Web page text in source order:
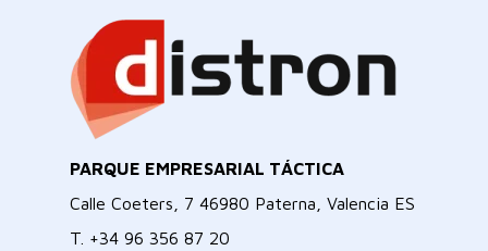
PARQUE EMPRESARIAL TÁCTICA
Calle Coeters, 7 46980 Paterna, Valencia ES
T. +34 96 356 87 20